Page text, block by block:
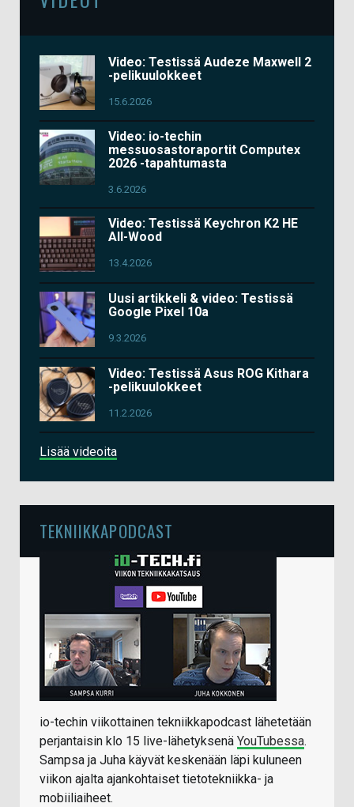
Video: Testissä Audeze Maxwell 2
-pelikuulokkeet
15.6.2026
Video: io-techin
messuosastoraportit Computex
2026 -tapahtumasta
3.6.2026
Video: Testissä Keychron K2 HE
All-Wood
13.4.2026
Uusi artikkeli & video: Testissä
Google Pixel 10a
9.3.2026
Video: Testissä Asus ROG Kithara
-pelikuulokkeet
11.2.2026
Lisää videoita
TEKNIIKKAPODCAST
io-techin viikottainen tekniikkapodcast lähetetään
perjantaisin klo 15 live-lähetyksenä YouTubessa.
Sampsa ja Juha käyvät keskenään läpi kuluneen
viikon ajalta ajankohtaiset tietotekniikka- ja
mobiiliaiheet.